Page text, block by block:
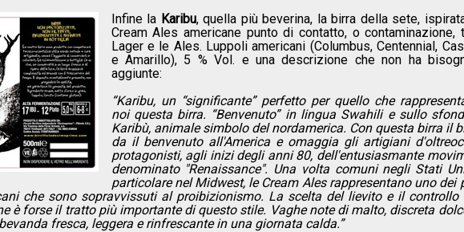
Infine la Karibu, quella più beverina, la birra della sete,
Cream Ales americane punto di contatto, o contaminazione,
Lager e le Ales. Luppoli americani (Columbus, Centennial,
e Amarillo), 5 % Vol. e una descrizione che non ha
aggiunte:
“Karibu, un “significante” perfetto per quello che
noi questa birra. “Benvenuto” in lingua Swahili e sullo
Karibù, animale simbolo del nordamerica. Con questa birra il
da il benvenuto all'America e omaggia gli artigiani
protagonisti, agli inizi degli anni 80, dell'entusiasmante
denominato "Renaissance". Una volta comuni negli Stati
particolare nel Midwest, le Cream Ales rappresentano uno dei
che sono sopravvissuti al proibizionismo. La scelta del lievito e il controllo
è forse il tratto più importante di questo stile. Vaghe note di malto, discreta
fresca, leggera e rinfrescante in una giornata calda.”